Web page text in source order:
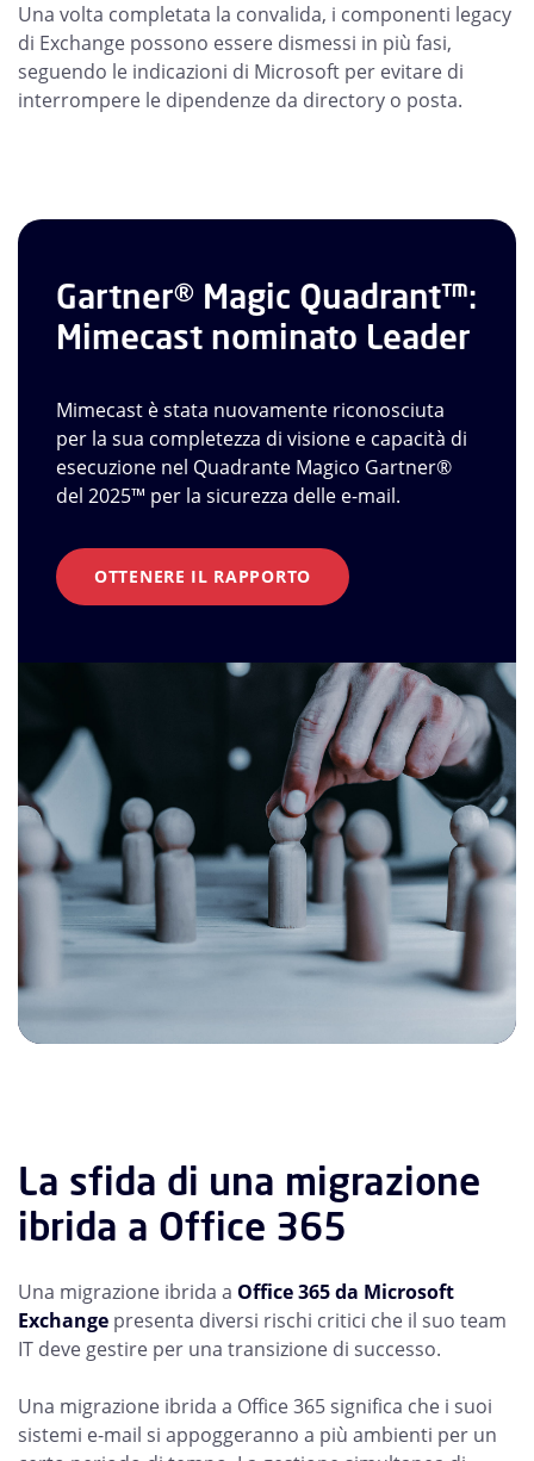
Una volta completata la convalida, i componenti legacy
di Exchange possono essere dismessi in più fasi,
seguendo le indicazioni di Microsoft per evitare di
interrompere le dipendenze da directory o posta.
Gartner® Magic Quadrant™:
Mimecast nominato Leader
Mimecast è stata nuovamente riconosciuta
per la sua completezza di visione e capacità di
esecuzione nel Quadrante Magico Gartner®
del 2025™ per la sicurezza delle e-mail.
OTTENERE IL RAPPORTO
La sfida di una migrazione
ibrida a Office 365
Una migrazione ibrida a Office 365 da Microsoft
Exchange presenta diversi rischi critici che il suo team
IT deve gestire per una transizione di successo.
Una migrazione ibrida a Office 365 significa che i suoi
sistemi e-mail si appoggeranno a più ambienti per un